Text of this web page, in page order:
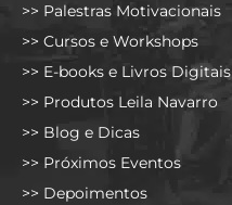
>> Palestras Motivacionais
>> Cursos e Workshops
>> E-books e Livros Digitais
>> Produtos Leila Navarro
>> Blog e Dicas
>> Próximos Eventos
>> Depoimentos